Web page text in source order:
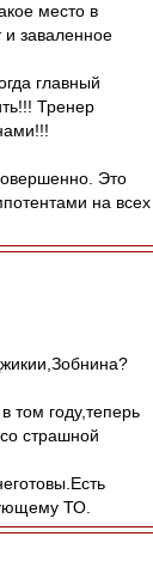
место в
и заваленное
главный
Тренер
Это
на всех
том году,теперь
страшной
ТО.